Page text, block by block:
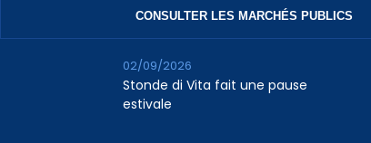
CONSULTER LES MARCHÉS PUBLICS
Stonde di Vita fait une pause
estivale
02/09/2026